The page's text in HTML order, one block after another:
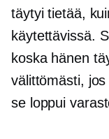
täytyi tietää,
käytettävissä.
koska hänen
välittömästi,
se loppui